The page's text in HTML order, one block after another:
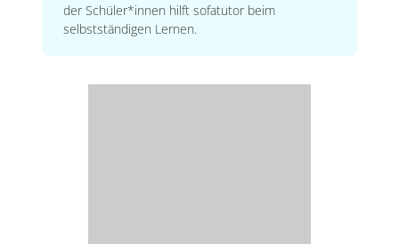
der Schüler*innen hilft sofatutor beim
selbstständigen Lernen.